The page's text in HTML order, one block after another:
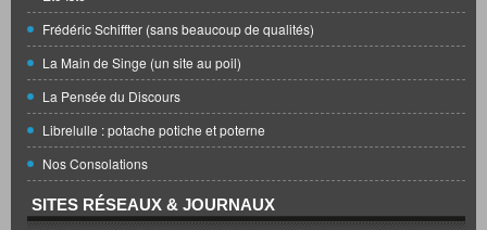
Frédéric Schiffter (sans beaucoup de qualités)
La Main de Singe (un site au poil)
La Pensée du Discours
Librelulle : potache potiche et poterne
Nos Consolations
SITES RÉSEAUX & JOURNAUX